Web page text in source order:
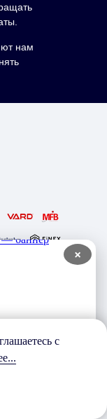
нам
с
×